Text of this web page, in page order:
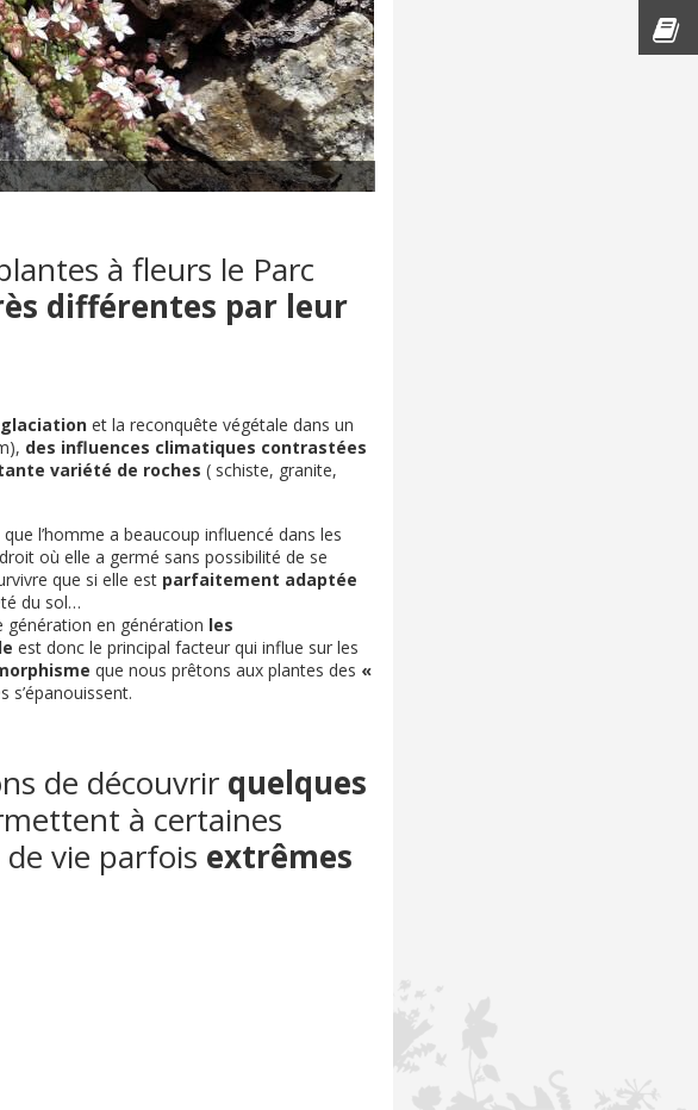
à fleurs le Parc
différentes par leur
et la reconquête végétale dans un
des influences climatiques contrastées
variété de roches ( schiste, granite,
que l’homme a beaucoup influencé dans les
où elle a germé sans possibilité de se
que si elle estparfaitement adaptée
du sol…
génération en génération les
est donc le principal facteur qui influe sur les
que nous prêtons aux plantes des «
s’épanouissent.
de découvrir quelques
à certaines
vie parfois extrêmes